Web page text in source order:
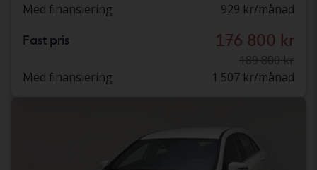
Med finansiering 929 kr/månad
Fast pris 176 800 kr
189 800 kr
Med finansiering
1 507 kr/månad